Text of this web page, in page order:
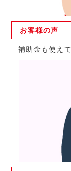
お客様の声
補助金も使え